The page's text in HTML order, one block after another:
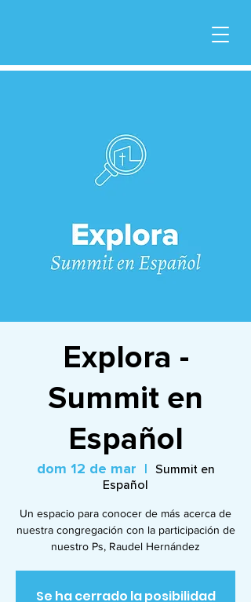
Explora -
Summit en
Español
dom 12 de mar
  |
Summit en
Español
Un espacio para conocer de más acerca de
nuestra congregación con la participación de
nuestro Ps, Raudel Hernández
Se ha cerrado la posibilidad